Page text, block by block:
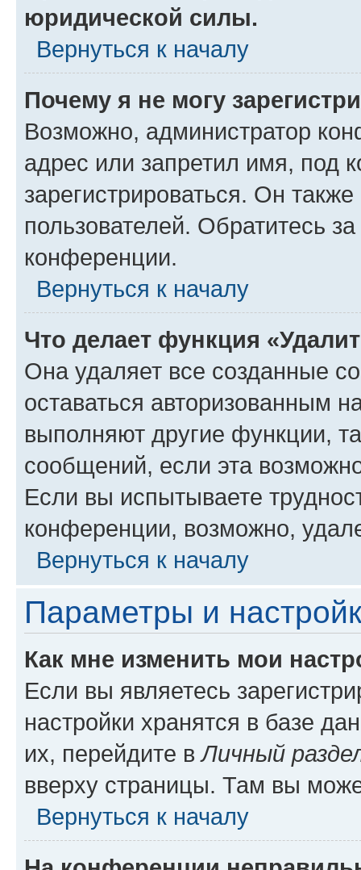
юридической силы.
Вернуться к началу
Почему я не могу
Возможно, администратор
адрес или запретил имя, под
зарегистрироваться. Он
пользователей. Обратитесь
конференции.
Вернуться к началу
Что делает функция
Она удаляет все созданные
оставаться авторизованным
выполняют другие функции,
сообщений, если эта
Если вы испытываете
конференции, возможно,
Вернуться к началу
Параметры и
Как мне изменить мои
Если вы являетесь
настройки хранятся в базе
их, перейдите вЛичный
вверху страницы. Там вы
Вернуться к началу